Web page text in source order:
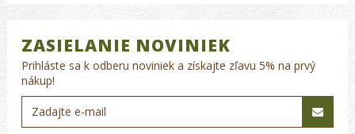
ZASIELANIE NOVINIEK
Prihláste sa k odberu noviniek a získajte zľavu 5% na prvý
nákup!